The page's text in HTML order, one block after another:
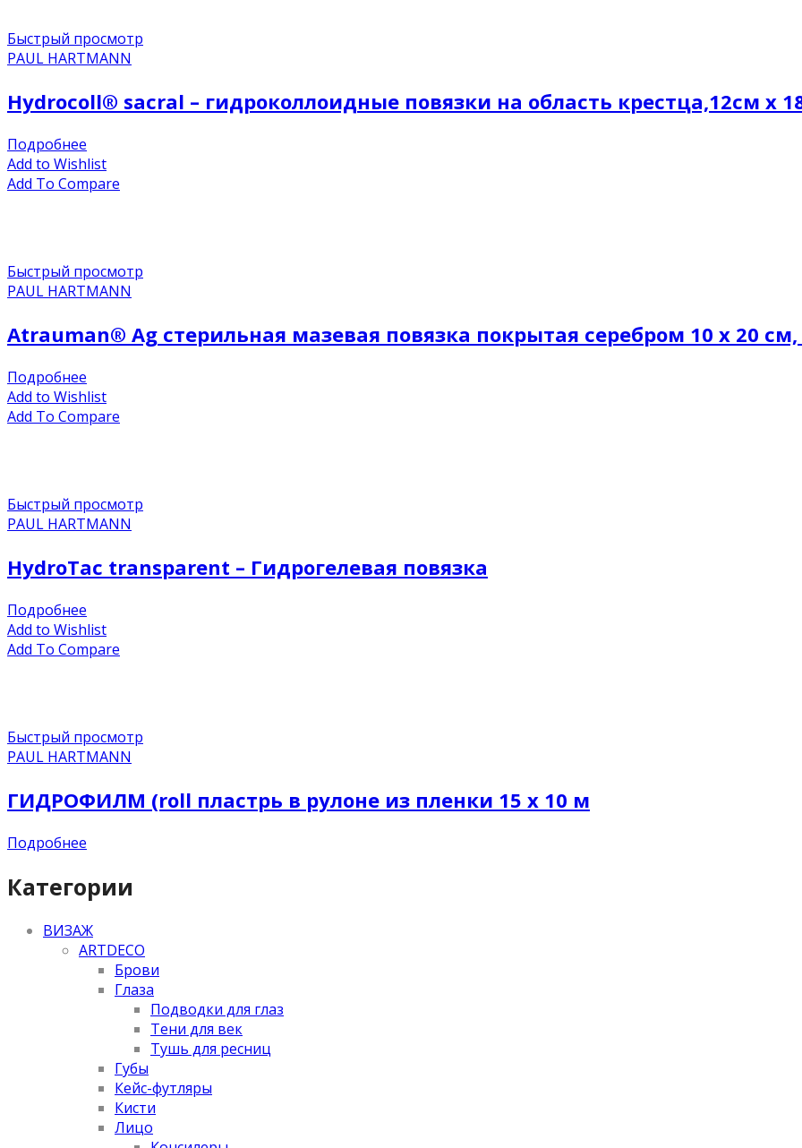
Быстрый просмотр
PAUL HARTMANN
Hydrocoll® sacral – гидроколлоидные повязки на область крестца,12см х
Подробнее
Add to Wishlist
Add To Compare
Быстрый просмотр
PAUL HARTMANN
Atrauman® Ag стерильная мазевая повязка покрытая серебром 10 х 20
Подробнее
Add to Wishlist
Add To Compare
Быстрый просмотр
PAUL HARTMANN
HydroTac transparent – Гидрогелевая повязка
Подробнее
Add to Wishlist
Add To Compare
Быстрый просмотр
PAUL HARTMANN
ГИДРОФИЛМ (roll пластрь в рулоне из пленки 15 х 10 м
Подробнее
Категории
ВИЗАЖ
ARTDECO
Брови
Глаза
Подводки для глаз
Тени для век
Тушь для ресниц
Губы
Кейс-футляры
Кисти
Лицо